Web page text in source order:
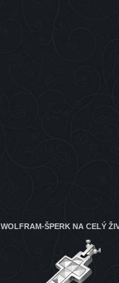
WOLFRAM-ŠPERK NA CELÝ